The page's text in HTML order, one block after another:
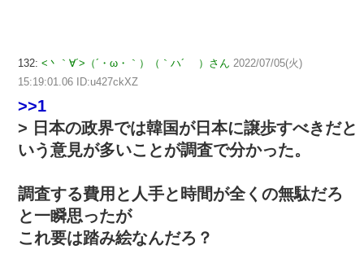
132: <丶｀∀´>（´・ω・｀）（｀ハ´ ）さん 2022/07/05(火)
15:19:01.06 ID:u427ckXZ
>>1
> 日本の政界では韓国が日本に譲歩すべきだと
いう意見が多いことが調査で分かった。
調査する費用と人手と時間が全くの無駄だろ
と一瞬思ったが
これ要は踏み絵なんだろ？